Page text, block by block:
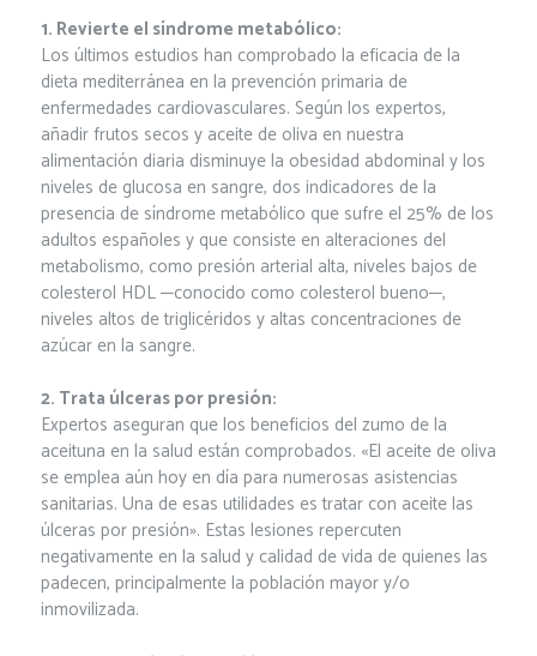
1. Revierte el síndrome metabólico:
Los últimos estudios han comprobado la eficacia de la
dieta mediterránea en la prevención primaria de
enfermedades cardiovasculares. Según los expertos,
añadir frutos secos y aceite de oliva en nuestra
alimentación diaria disminuye la obesidad abdominal y los
niveles de glucosa en sangre, dos indicadores de la
presencia de síndrome metabólico que sufre el 25% de los
adultos españoles y que consiste en alteraciones del
metabolismo, como presión arterial alta, niveles bajos de
colesterol HDL ─conocido como colesterol bueno─,
niveles altos de triglicéridos y altas concentraciones de
azúcar en la sangre.
2. Trata úlceras por presión:
Expertos aseguran que los beneficios del zumo de la
aceituna en la salud están comprobados. «El aceite de oliva
se emplea aún hoy en día para numerosas asistencias
sanitarias. Una de esas utilidades es tratar con aceite las
úlceras por presión». Estas lesiones repercuten
negativamente en la salud y calidad de vida de quienes las
padecen, principalmente la población mayor y/o
inmovilizada.